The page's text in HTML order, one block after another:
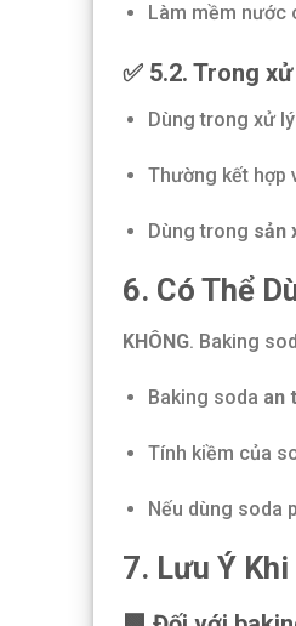
Làm mềm nước
✅ 5.2. Trong
Dùng trong xử
Thường kết hợp
Dùng trong sản
6. Có Thể
KHÔNG. Baking
Baking soda an
Tính kiềm của
Nếu dùng soda
7. Lưu Ý